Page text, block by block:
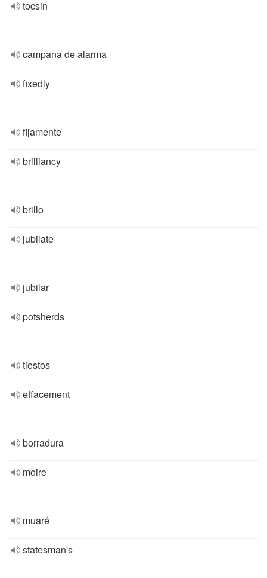
tocsin
campana de alarma
fixedly
fijamente
brilliancy
brillo
jubilate
jubilar
potsherds
tiestos
effacement
borradura
moire
muaré
statesman's